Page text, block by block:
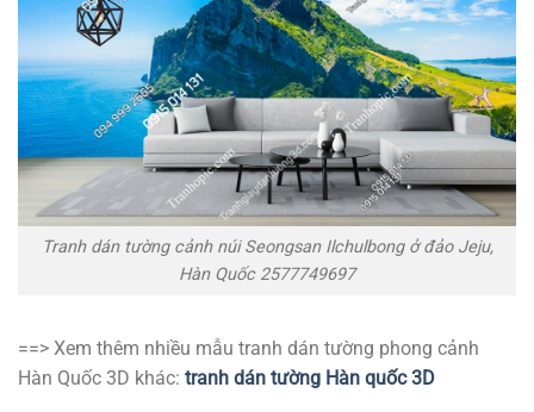
Tranh dán tường cảnh núi Seongsan Ilchulbong ở đảo Jeju,
Hàn Quốc 2577749697
==> Xem thêm nhiều mẫu tranh dán tường phong cảnh
Hàn Quốc 3D khác: tranh dán tường Hàn quốc 3D